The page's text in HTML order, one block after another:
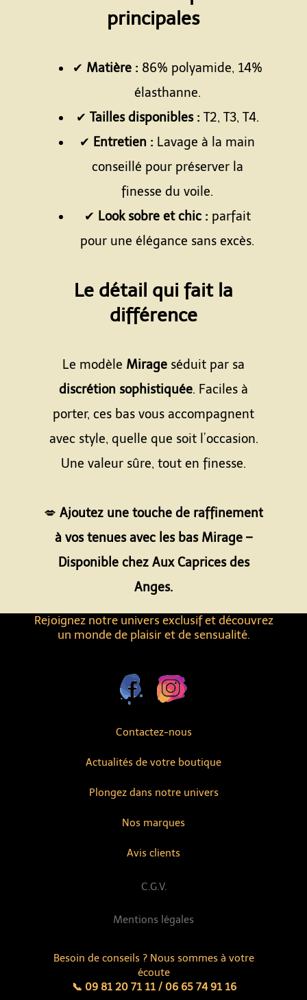
Contactez-nous
Actualités de votre boutique
Avis clients
Nos marques
Rejoignez notre univers exclusif et découvrez
un monde de plaisir et de sensualité.
Besoin de conseils ? Nous sommes à votre
écoute
📞 09 81 20 71 11 / 06 65 74 91 16
Plongez dans notre univers
Mentions légales
C.G.V.
principales
✔ Matière : 86% polyamide, 14%
élasthanne.
✔ Tailles disponibles : T2, T3, T4.
✔ Entretien : Lavage à la main
conseillé pour préserver la
finesse du voile.
✔ Look sobre et chic : parfait
pour une élégance sans excès.
Le détail qui fait la
différence
Le modèle Mirage séduit par sa
discrétion sophistiquée. Faciles à
porter, ces bas vous accompagnent
avec style, quelle que soit l’occasion.
Une valeur sûre, tout en finesse.
💋 Ajoutez une touche de raffinement
à vos tenues avec les bas Mirage –
Disponible chez Aux Caprices des
Anges.